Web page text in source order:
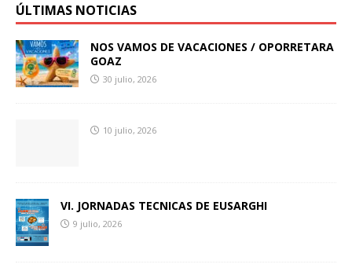
ÚLTIMAS NOTICIAS
NOS VAMOS DE VACACIONES / OPORRETARA
GOAZ
30 julio, 2026
10 julio, 2026
VI. JORNADAS TECNICAS DE EUSARGHI
9 julio, 2026